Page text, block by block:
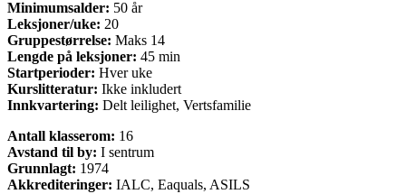
Minimumsalder: 50 år
Leksjoner/uke: 20
Gruppestørrelse: Maks 14
Lengde på leksjoner: 45 min
Startperioder: Hver uke
Kurslitteratur: Ikke inkludert
Innkvartering: Delt leilighet, Vertsfamilie
Antall klasserom: 16
Avstand til by: I sentrum
Grunnlagt: 1974
Akkrediteringer: IALC, Eaquals, ASILS